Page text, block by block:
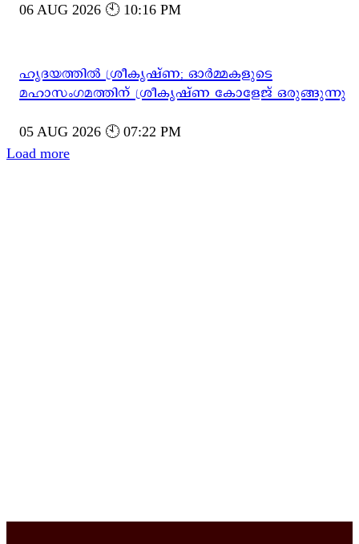
06 AUG 2026 🕙 10:16 PM
ഹൃദയത്തിൽ ശ്രീകൃഷ്ണ; ഓർമ്മകളുടെ
മഹാസംഗമത്തിന് ശ്രീകൃഷ്ണ കോളേജ് ഒരുങ്ങുന്നു
05 AUG 2026 🕙 07:22 PM
Load more